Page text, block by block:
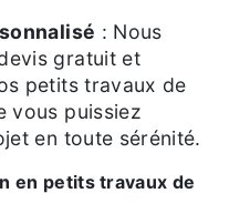
: Nous
gratuit et
petits travaux de
vous puissiez
en toute sérénité.